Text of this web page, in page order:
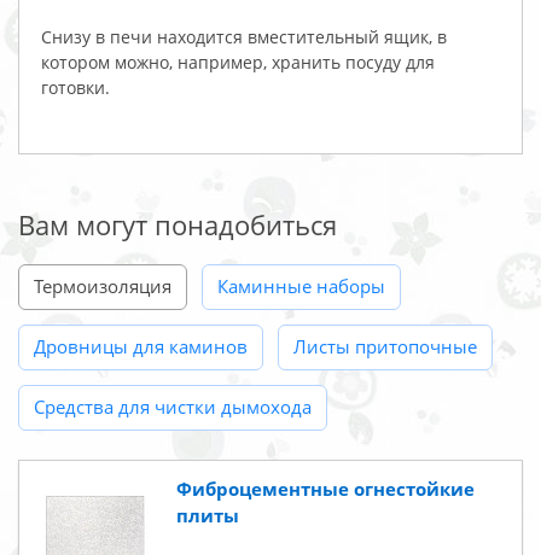
Снизу в печи находится вместительный ящик, в
котором можно, например, хранить посуду для
готовки.
Вам могут понадобиться
Термоизоляция Каминные наборы
Дровницы для каминов Листы притопочные
Средства для чистки дымохода
Фиброцементные огнестойкие
плиты